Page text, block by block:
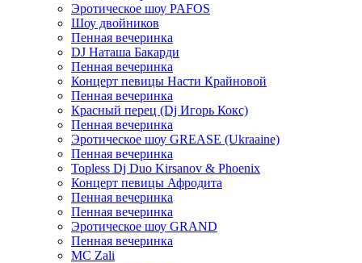
Эротическое шоу PAFOS
Шоу двойников
Пенная вечеринка
DJ Наташа Бакарди
Пенная вечеринка
Концерт певицы Насти Крайновой
Пенная вечеринка
Красный перец (Dj Игорь Кокс)
Пенная вечеринка
Эротическое шоу GREASE (Ukraaine)
Пенная вечеринка
Topless Dj Duo Kirsanov & Phoenix
Концерт певицы Афродита
Пенная вечеринка
Пенная вечеринка
Эротическое шоу GRAND
Пенная вечеринка
MC Zali